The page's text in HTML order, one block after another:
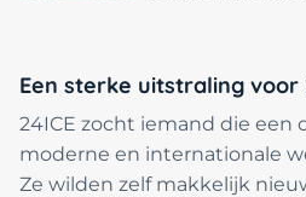
Een sterke uitstraling voor
24ICE zocht iemand die een
moderne en internationale
Ze wilden zelf makkelijk